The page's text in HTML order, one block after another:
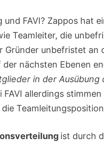
FAVI? Zappos hat
Teamleiter, die
unbefristet an
nächsten Ebenen
in der Ausübung
FAVI allerdings
ist durch